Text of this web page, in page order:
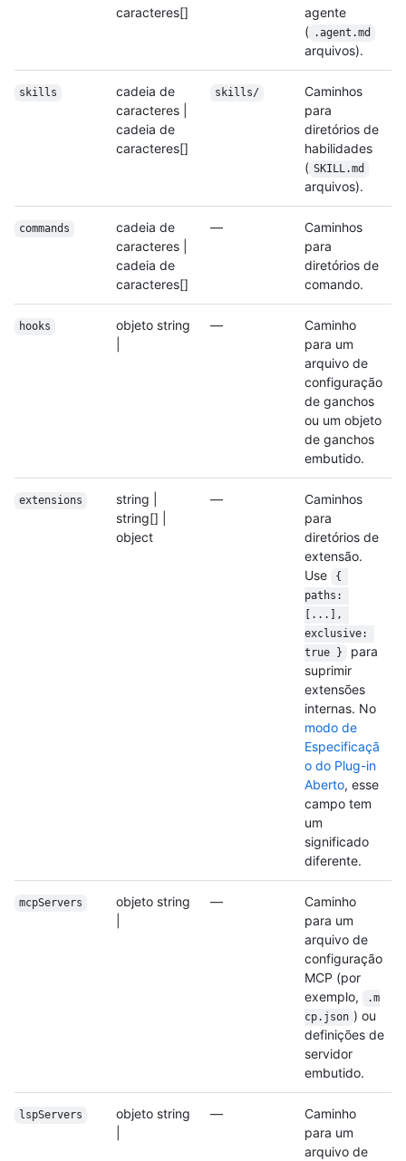
caracteres[]
agente
( .agent.md
arquivos).
skills
cadeia de
caracteres |
cadeia de
caracteres[]
skills/
Caminhos
para
diretórios de
habilidades
( SKILL.md
arquivos).
commands
cadeia de
caracteres |
cadeia de
caracteres[]
—
Caminhos
para
diretórios de
comando.
hooks
objeto string
—
Caminho
para um
arquivo de
configuração
de ganchos
ou um objeto
de ganchos
embutido.
extensions
string |
string[] |
object
—
Caminhos
para
diretórios de
extensão.
Use
{
paths:
[...],
exclusive:
true }
para
suprimir
extensões
internas. No
modo de
Especificaçã
o do Plug-in
Aberto, esse
campo tem
um
significado
diferente.
mcpServers
objeto string
—
Caminho
para um
arquivo de
configuração
MCP (por
exemplo,
.m
cp.json ) ou
definições de
servidor
embutido.
lspServers
objeto string
—
Caminho
para um
arquivo de